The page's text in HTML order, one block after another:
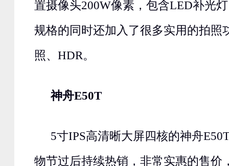
置摄像头200W像素，包含LED补光
规格的同时还加入了很多实用的拍照
照、HDR。
神舟E50T
5寸IPS高清晰大屏四核的神舟
物节过后持续热销，非常实惠的售价